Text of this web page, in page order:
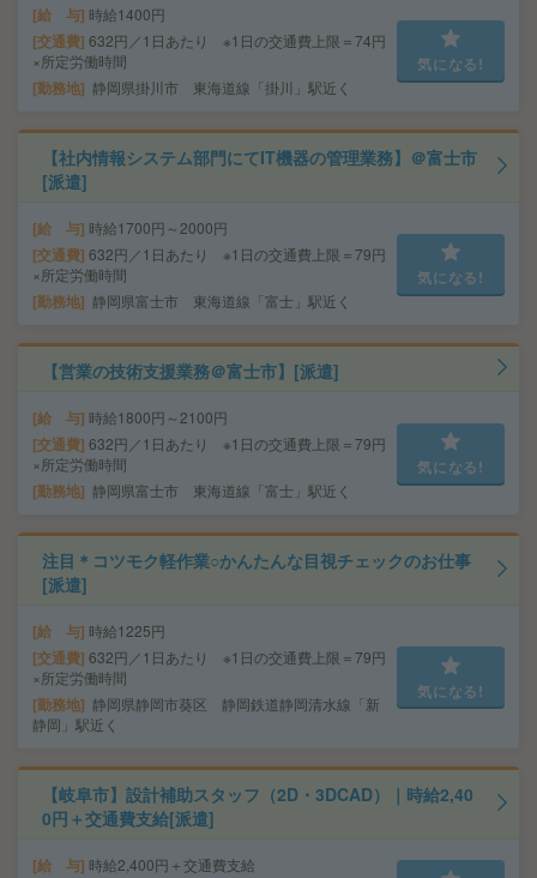
給 与 時給1400円
交通費 632円／1日あたり ※1日の交通費上限＝74円
×所定労働時間
勤務地 静岡県掛川市 東海道線「掛川」駅近く
気になる!
【社内情報システム部門にてIT機器の管理業務】＠富士市
[派遣]
給 与 時給1700円～2000円
交通費 632円／1日あたり ※1日の交通費上限＝79円
×所定労働時間
勤務地 静岡県富士市 東海道線「富士」駅近く
気になる!
【営業の技術支援業務＠富士市】[派遣]
給 与 時給1800円～2100円
交通費 632円／1日あたり ※1日の交通費上限＝79円
×所定労働時間
勤務地 静岡県富士市 東海道線「富士」駅近く
気になる!
注目＊コツモク軽作業○かんたんな目視チェックのお仕事
[派遣]
給 与 時給1225円
交通費 632円／1日あたり ※1日の交通費上限＝79円
×所定労働時間
勤務地
静岡県静岡市葵区 静岡鉄道静岡清水線「新
静岡」駅近く
気になる!
【岐阜市】設計補助スタッフ（2D・3DCAD）｜時給2,40
0円＋交通費支給[派遣]
給 与 時給2,400円＋交通費支給